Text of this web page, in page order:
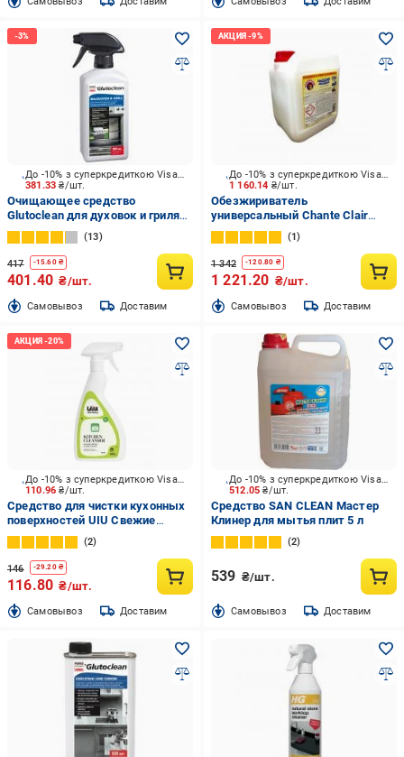
381.33₴/шт.
До -10% з суперкредиткою Visa Вигода
Очищающее средство
Glutoclean для духовок и гриля
0,5 л
13
417 -15.60₴
401.40 ₴/шт.
Cамовывоз Доставим
1 160.14 ₴/шт.
До -10% з суперкредиткою Visa Вигода
Обезжириватель
универсальный Chante Clair
Лимон 5 л
1
1 342 -120.80 ₴
1 221.20 ₴/шт.
Cамовывоз Доставим
110.96₴/шт.
До -10% з суперкредиткою Visa Вигода
Средство для чистки кухонных
поверхностей UIU Свежие
Цветы& Зеленые Ноты 0,5 л
2
146 -29.20₴
116.80 ₴/шт.
Cамовывоз Доставим
512.05₴/шт.
До -10% з суперкредиткою Visa Вигода
Средство SAN CLEAN Мастер
Клинер для мытья плит 5 л
2
539 ₴/шт.
Cамовывоз Доставим